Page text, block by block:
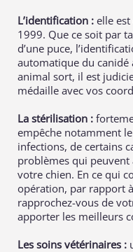
L’identification : elle
1999. Que ce soit par
d’une puce,
automatique du canidé
animal sort, il est
médaille avec vos
La stérilisation :
empêche notamment
infections, de certains
problèmes qui peuvent
votre chien. En ce qui
opération, par rapport
rapprochez-vous de
apporter les meilleurs
Les soins vétérinaires :